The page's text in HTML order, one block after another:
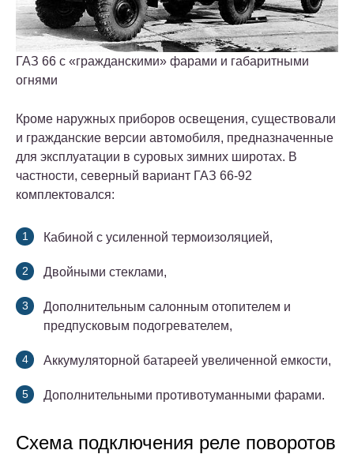
ГАЗ 66 с «гражданскими» фарами и габаритными
огнями
Кроме наружных приборов освещения, существовали
и гражданские версии автомобиля, предназначенные
для эксплуатации в суровых зимних широтах. В
частности, северный вариант ГАЗ 66-92
комплектовался:
Кабиной с усиленной термоизоляцией,
Двойными стеклами,
Дополнительным салонным отопителем и
предпусковым подогревателем,
Аккумуляторной батареей увеличенной емкости,
Дополнительными противотуманными фарами.
Схема подключения реле поворотов